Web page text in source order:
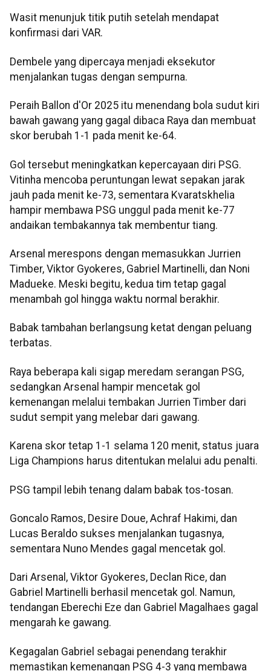
Wasit menunjuk titik putih setelah mendapat
konfirmasi dari VAR.
Dembele yang dipercaya menjadi eksekutor
menjalankan tugas dengan sempurna.
Peraih Ballon d'Or 2025 itu menendang bola sudut kiri
bawah gawang yang gagal dibaca Raya dan membuat
skor berubah 1-1 pada menit ke-64.
Gol tersebut meningkatkan kepercayaan diri PSG.
Vitinha mencoba peruntungan lewat sepakan jarak
jauh pada menit ke-73, sementara Kvaratskhelia
hampir membawa PSG unggul pada menit ke-77
andaikan tembakannya tak membentur tiang.
Arsenal merespons dengan memasukkan Jurrien
Timber, Viktor Gyokeres, Gabriel Martinelli, dan Noni
Madueke. Meski begitu, kedua tim tetap gagal
menambah gol hingga waktu normal berakhir.
Babak tambahan berlangsung ketat dengan peluang
terbatas.
Raya beberapa kali sigap meredam serangan PSG,
sedangkan Arsenal hampir mencetak gol
kemenangan melalui tembakan Jurrien Timber dari
sudut sempit yang melebar dari gawang.
Karena skor tetap 1-1 selama 120 menit, status juara
Liga Champions harus ditentukan melalui adu penalti.
PSG tampil lebih tenang dalam babak tos-tosan.
Goncalo Ramos, Desire Doue, Achraf Hakimi, dan
Lucas Beraldo sukses menjalankan tugasnya,
sementara Nuno Mendes gagal mencetak gol.
Dari Arsenal, Viktor Gyokeres, Declan Rice, dan
Gabriel Martinelli berhasil mencetak gol. Namun,
tendangan Eberechi Eze dan Gabriel Magalhaes gagal
mengarah ke gawang.
Kegagalan Gabriel sebagai penendang terakhir
memastikan kemenangan PSG 4-3 yang membawa